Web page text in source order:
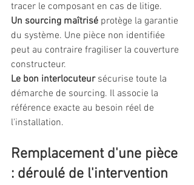
tracer le composant en cas de litige.
Un sourcing maîtrisé protège la garantie
du système. Une pièce non identifiée
peut au contraire fragiliser la couverture
constructeur.
Le bon interlocuteur sécurise toute la
démarche de sourcing. Il associe la
référence exacte au besoin réel de
l'installation.
Remplacement d'une pièce
: déroulé de l'intervention